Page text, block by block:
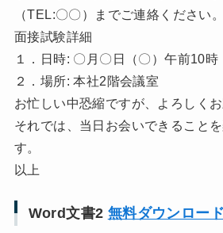
（TEL:〇〇）までご連絡ください。
面接試験詳細
１．日時: 〇月〇日（〇）午前10時
２．場所: 本社2階会議室
お忙しい中恐縮ですが、よろしく
それでは、当日お会いできること
す。
以上
Word文書2 無料ダウンロード